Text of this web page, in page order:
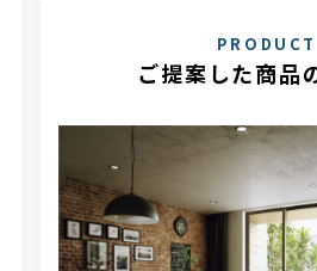
PRODUCT
ご提案した商品